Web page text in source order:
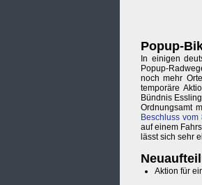
Popup-
In einigen
Popup-
noch mehr
temporäre
Bündnis
Ordnungsamt
Beschluss
auf einem
lässt sich sehr
Aktion für